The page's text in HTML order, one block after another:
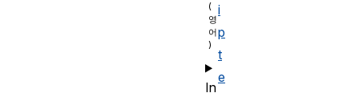
i
p
t
e
In